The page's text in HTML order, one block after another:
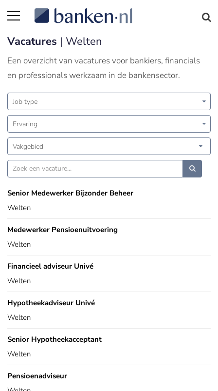
Vacatures | Welten
Een overzicht van vacatures voor bankiers, financials
en professionals werkzaam in de bankensector.
Job type
Ervaring
Vakgebied
Senior Medewerker Bijzonder Beheer
Welten
Medewerker Pensioenuitvoering
Welten
Financieel adviseur Univé
Welten
Hypotheekadviseur Univé
Welten
Senior Hypotheekacceptant
Welten
Pensioenadviseur